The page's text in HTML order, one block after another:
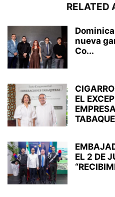
RELATED
nueva
Co...
EL
EL 2 DE